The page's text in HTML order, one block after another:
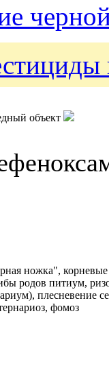
объект
ножка",
родов питиум,
плесневение
фомоз